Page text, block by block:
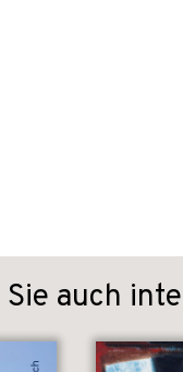
Sie auch